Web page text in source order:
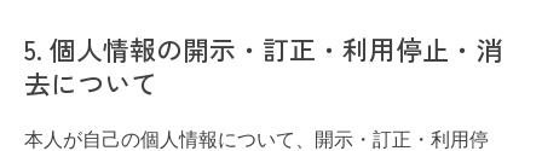
5. 個人情報の開示・訂正・利用停止・消
去について
本人が自己の個人情報について、開示・訂正・利用停